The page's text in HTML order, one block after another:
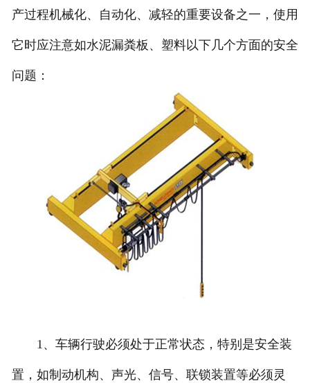
联系我们
产过程机械化、自动化、减轻的重要设备之一，使用
它时应注意如水泥漏粪板、塑料以下几个方面的安全
问题：
1、车辆行驶必须处于正常状态，特别是安全装
置，如制动机构、声光、信号、联锁装置等必须灵